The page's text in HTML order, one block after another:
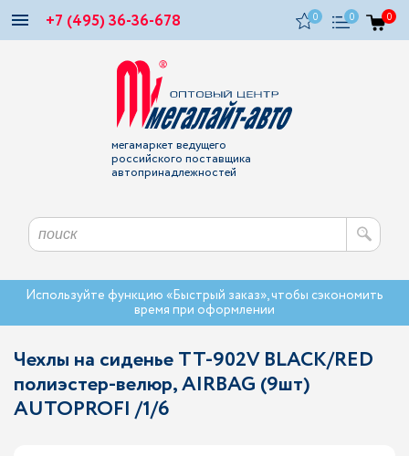
+7 (495) 36-36-678 0 0 0
мегамаркет ведущего
российского поставщика
автопринадлежностей
Используйте функцию «Быстрый заказ», чтобы сэкономить
время при оформлении
Чехлы на сиденье TT-902V BLACK/RED
полиэстер-велюр, AIRBAG (9шт)
AUTOPROFI /1/6